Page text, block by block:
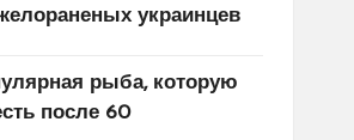
украинцев
рыба, которую
после 60